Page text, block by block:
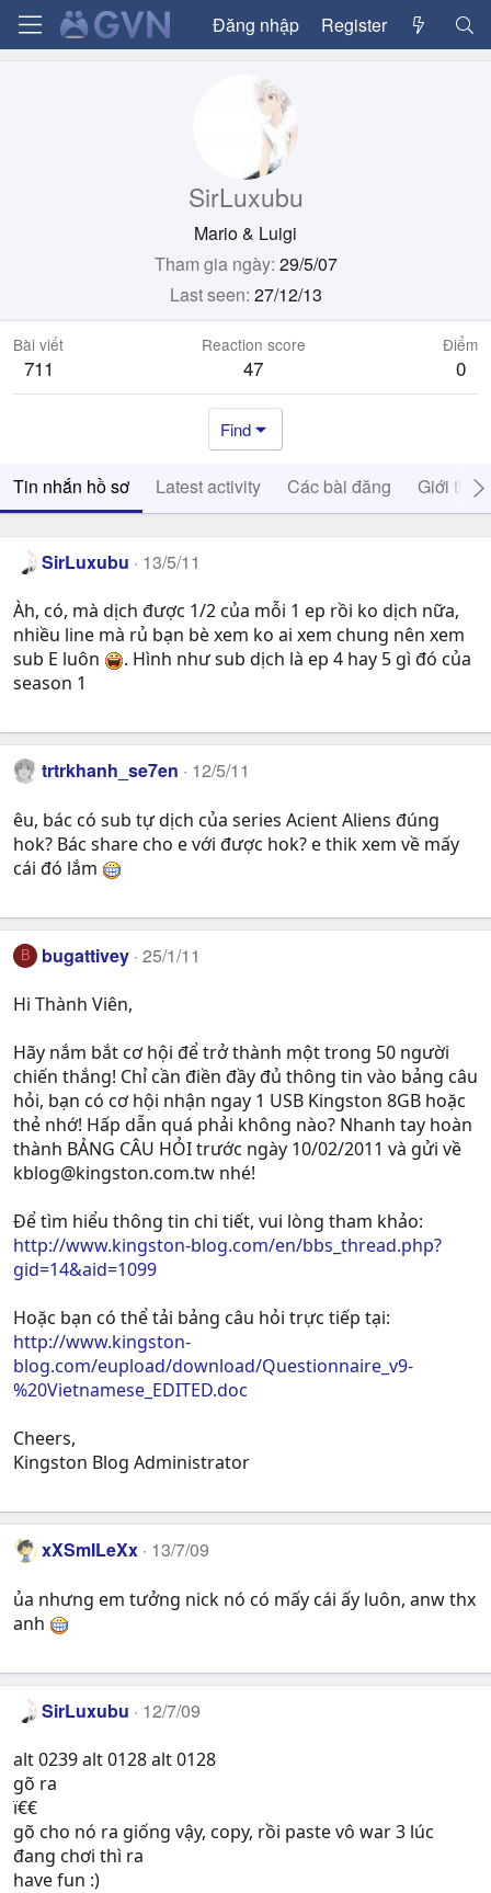
Đăng nhập Register
SirLuxubu
Mario & Luigi
Tham gia ngày 29/5/07
Last seen 27/12/13
Bài viết
711
Reaction score
47
Điểm
0
Find
Tin nhắn hồ sơ Latest activity Các bài đăng Giới thiệu
SirLuxubu 13/5/11
Àh, có, mà dịch được 1/2 của mỗi 1 ep rồi ko dịch nữa,
nhiều line mà rủ bạn bè xem ko ai xem chung nên xem
sub E luôn
. Hình như sub dịch là ep 4 hay 5 gì đó của
season 1
trtrkhanh_se7en 12/5/11
êu, bác có sub tự dịch của series Acient Aliens đúng
hok? Bác share cho e với được hok? e thik xem về mấy
cái đó lắm
B bugattivey 25/1/11
Hi Thành Viên,
Hãy nắm bắt cơ hội để trở thành một trong 50 người
chiến thắng! Chỉ cần điền đầy đủ thông tin vào bảng câu
hỏi, bạn có cơ hội nhận ngay 1 USB Kingston 8GB hoặc
thẻ nhớ! Hấp dẫn quá phải không nào? Nhanh tay hoàn
thành BẢNG CÂU HỎI trước ngày 10/02/2011 và gửi về
kblog@kingston.com.tw nhé!
Để tìm hiểu thông tin chi tiết, vui lòng tham khảo:
http://www.kingston-blog.com/en/bbs_thread.php?
gid=14&aid=1099
Hoặc bạn có thể tải bảng câu hỏi trực tiếp tại:
http://www.kingston-
blog.com/eupload/download/Questionnaire_v9-
%20Vietnamese_EDITED.doc
Cheers,
Kingston Blog Administrator
xXSmILeXx 13/7/09
ủa nhưng em tưởng nick nó có mấy cái ấy luôn, anw thx
anh
SirLuxubu 12/7/09
alt 0239 alt 0128 alt 0128
gõ ra
ï€€
gõ cho nó ra giống vậy, copy, rồi paste vô war 3 lúc
đang chơi thì ra
have fun :)